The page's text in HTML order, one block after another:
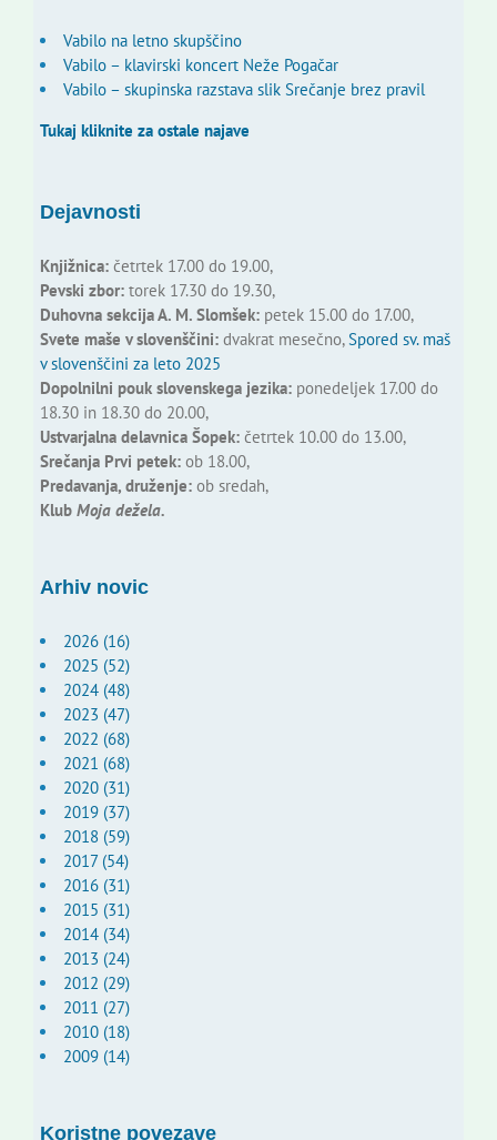
Vabilo na letno skupščino
Vabilo – klavirski koncert Neže Pogačar
Vabilo – skupinska razstava slik Srečanje brez pravil
Tukaj kliknite za ostale najave
Dejavnosti
Knjižnica:četrtek 17.00 do 19.00,
Pevski zbor:torek 17.30 do 19.30,
Duhovna sekcija A. M. Slomšek:petek 15.00 do 17.00,
Svete maše v slovenščini:dvakrat mesečno,Spored sv. maš
v slovenščini za leto 2025
Dopolnilni pouk slovenskega jezika:ponedeljek 17.00 do
18.30 in 18.30 do 20.00,
Ustvarjalna delavnica Šopek:četrtek 10.00 do 13.00,
Srečanja Prvi petek:ob 18.00,
Predavanja, druženje:ob sredah,
Klub Moja dežela.
Arhiv novic
2026 (16)
2025 (52)
2024 (48)
2023 (47)
2022 (68)
2021 (68)
2020 (31)
2019 (37)
2018 (59)
2017 (54)
2016 (31)
2015 (31)
2014 (34)
2013 (24)
2012 (29)
2011 (27)
2010 (18)
2009 (14)
Koristne povezave